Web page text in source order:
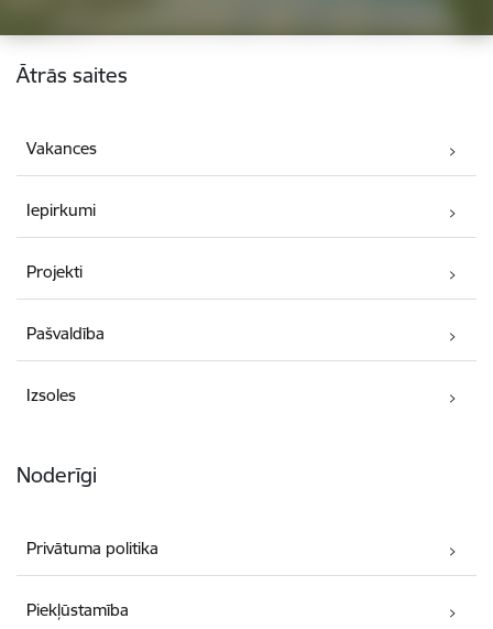
Kājene
Ātrās saites
Vakances
Iepirkumi
Projekti
Pašvaldība
Izsoles
Noderīgi
Privātuma politika
Piekļūstamība